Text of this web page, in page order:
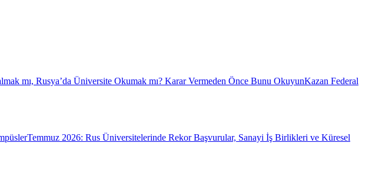
mı, Rusya’da Üniversite Okumak mı? Karar Vermeden Önce Bunu OkuyunKazan Federal
Temmuz 2026: Rus Üniversitelerinde Rekor Başvurular, Sanayi İş Birlikleri ve Küresel